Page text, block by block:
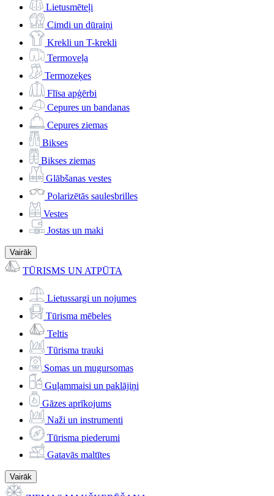
Lietusmēteļi
Cimdi un dūraiņi
Krekli un T-krekli
Termoveļa
Termozeķes
Flīsa apģērbi
Cepures un bandanas
Cepures ziemas
Bikses
Bikses ziemas
Glābšanas vestes
Polarizētās saulesbrilles
Vestes
Jostas un maki
Vairāk
TŪRISMS UN ATPŪTA
Lietussargi un nojumes
Tūrisma mēbeles
Teltis
Tūrisma trauki
Somas un mugursomas
Guļammaisi un paklājiņi
Gāzes aprīkojums
Naži un instrumenti
Tūrisma piederumi
Gatavās maltītes
Vairāk